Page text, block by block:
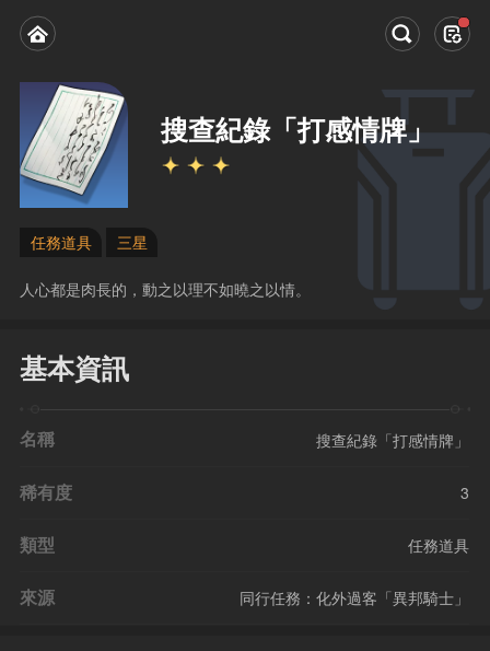
搜查紀錄「打感情牌」
任務道具 三星
人心都是肉長的，動之以理不如曉之以情。
基本資訊
名稱 搜查紀錄「打感情牌」
稀有度 3
類型 任務道具
來源 同行任務：化外過客「異邦騎士」